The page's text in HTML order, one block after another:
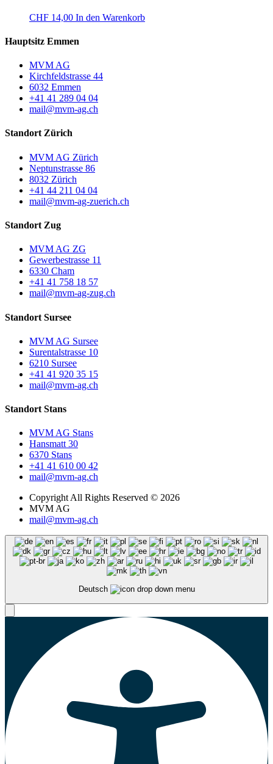
CHF 14,00 In den Warenkorb
Hauptsitz Emmen
MVM AG
Kirchfeldstrasse 44
6032 Emmen
+41 41 289 04 04
mail@mvm-ag.ch
Standort Zürich
MVM AG Zürich
Neptunstrasse 86
8032 Zürich
+41 44 211 04 04
mail@mvm-ag-zuerich.ch
Standort Zug
MVM AG ZG
Gewerbestrasse 11
6330 Cham
+41 41 758 18 57
mail@mvm-ag-zug.ch
Standort Sursee
MVM AG Sursee
Surentalstrasse 10
6210 Sursee
+41 41 920 35 15
mail@mvm-ag.ch
Standort Stans
MVM AG Stans
Hansmatt 30
6370 Stans
+41 41 610 00 42
mail@mvm-ag.ch
Copyright All Rights Reserved © 2026
MVM AG
mail@mvm-ag.ch
Deutsch